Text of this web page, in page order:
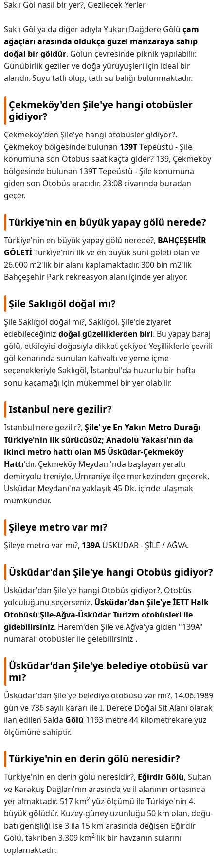
Saklı Göl nasil bir yer?, Gezilecek Yerler
Saklı Göl ya da diğer adıyla Yukarı Dağdere Gölü çam
ağaçları arasında oldukça güzel manzaraya sahip
doğal bir göldür. Gölün çevresinde piknik yapılabilir.
Günübirlik geziler ve doğa yürüyüşleri için ideal bir
alandır. Suyu tatlı olup, tatlı su balığı bulunmaktadır.
Çekmeköy'den Şile'ye hangi otobüsler
gidiyor?
Çekmeköy'den Şile'ye hangi otobüsler gidiyor?,
Çekmekoy bölgesinde bulunan 139TTepeüstü - Şile
konumuna son Otobüs saat kaçta gider? 139, Çekmekoy
bölgesinde bulunan 139T Tepeüstü - Şile konumuna
giden son Otobüs aracıdır. 23:08 civarında buradan
geçer.
Türkiye'nin en büyük yapay gölü nerede?
Türkiye'nin en büyük yapay gölü nerede?, BAHÇEŞEHİR
GÖLETİTürkiye'nin ilk ve en büyük suni göleti olan ve
26.000 m2'lik bir alanı kaplamaktadır. 300 bin m2'lik
Bahçeşehir Park rekreasyon alanı içinde yer alıyor.
Şile Saklıgöl doğal mı?
Şile Saklıgöl doğal mı?, Saklıgöl, Şile'de ziyaret
edebileceğiniz doğal güzelliklerden biri. Bu yapay baraj
gölü, etkileyici doğasıyla dikkat çekiyor. Yeşilliklerle çevrili
göl kenarında sunulan kahvaltı ve yeme içme
seçenekleriyle Saklıgöl, İstanbul'da huzurlu bir hafta
sonu kaçamağı için mükemmel bir yer olabilir.
Istanbul nere gezilir?
Istanbul nere gezilir?, Şile' ye En Yakın Metro Durağı
Türkiye'nin ilk sürücüsüz; Anadolu Yakası'nın da
ikinci metro hattı olan M5 Üsküdar-Çekmeköy
Hattı'dır. Çekmeköy Meydanı'nda başlayan yeraltı
demiryolu treniyle, Ümraniye ilçe merkezinden geçerek,
Üsküdar Meydanı'na yaklaşık 45 Dk. içinde ulaşmak
mümkündür.
Şileye metro var mı?
Şileye metro var mı?, 139A ÜSKÜDAR - ŞİLE / AĞVA.
Üsküdar'dan Şile'ye hangi Otobüs gidiyor?
Üsküdar'dan Şile'ye hangi Otobüs gidiyor?, Otobüs
yolculuğunu seçerseniz, Üsküdar'dan Şile'ye İETT Halk
Otobüsü Şile-Ağva-Üsküdar Turizm otobüsleri ile
gidebilirsiniz. Harem'den Şile ve Ağva'ya giden "139A"
numaralı otobüsler ile gelebilirsiniz .
Üsküdar'dan Şile'ye belediye otobüsü var
mı?
Üsküdar'dan Şile'ye belediye otobüsü var mı?, 14.06.1989
gün ve 786 sayılı kararı ile I. Derece Doğal Sit Alanı olarak
ilan edilen Salda Gölü 1193 metre 44 kilometrekare yüz
ölçümüne sahiptir.
Türkiye'nin en derin gölü neresidir?
Türkiye'nin en derin gölü neresidir?, Eğirdir Gölü, Sultan
ve Karakuş Dağları'nın arasında ve il alanının ortasında
yer almaktadır. 517 km2 yüz ölçümü ile Türkiye'nin 4.
büyük gölüdür. Kuzey-güney uzunluğu 50 km olan, doğu-
batı genişliği ise 3 ila 15 km arasında değişen Eğirdir
Gölü, takriben 3.309 km2 lik bir havzanın sularını
toplamaktadır.